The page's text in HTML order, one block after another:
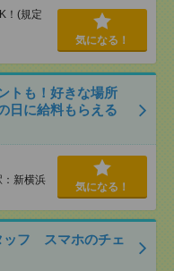
！(規定
気になる！
トも！好きな場所
日に給料もらえる
：新横浜
気になる！
ッフ スマホのチェ